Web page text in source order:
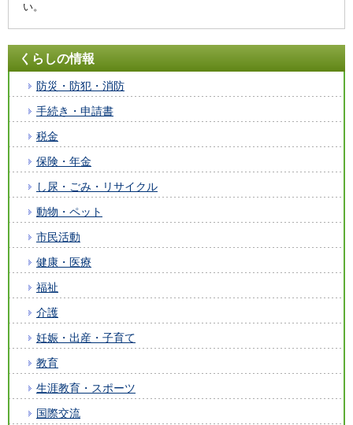
い。
くらしの情報
防災・防犯・消防
手続き・申請書
税金
保険・年金
し尿・ごみ・リサイクル
動物・ペット
市民活動
健康・医療
福祉
介護
妊娠・出産・子育て
教育
生涯教育・スポーツ
国際交流